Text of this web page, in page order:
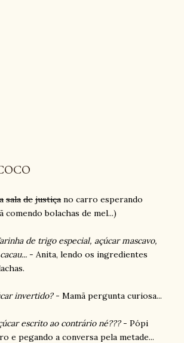
sala de justiça no carro esperando
comendo bolachas de mel...)
de trigo especial, açúcar mascavo,
- Anita, lendo os ingredientes
invertido? - Mamã pergunta curiosa...
escrito ao contrário né??? - Pópi
e pegando a conversa pela metade...